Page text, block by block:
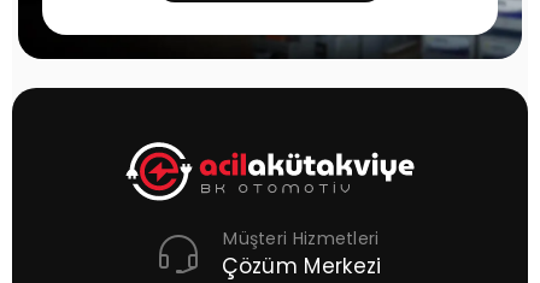
Müşteri Hizmetleri
Çözüm Merkezi